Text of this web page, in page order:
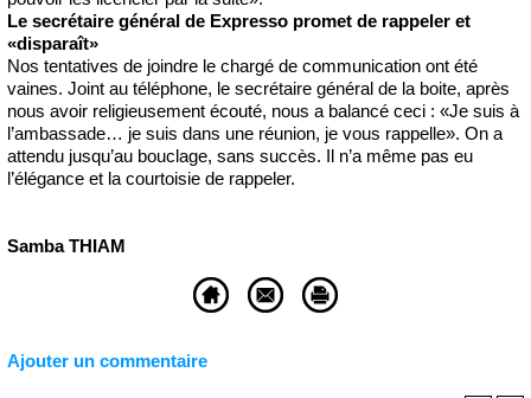
Le secrétaire général de Expresso promet de rappeler et
«disparaît»
Nos tentatives de joindre le chargé de communication ont été
vaines. Joint au téléphone, le secrétaire général de la boite, après
nous avoir religieusement écouté, nous a balancé ceci : «Je suis à
l’ambassade… je suis dans une réunion, je vous rappelle». On a
attendu jusqu’au bouclage, sans succès. Il n’a même pas eu
l’élégance et la courtoisie de rappeler.
Samba THIAM
Ajouter un commentaire